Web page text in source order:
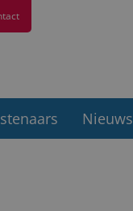
Nieuws